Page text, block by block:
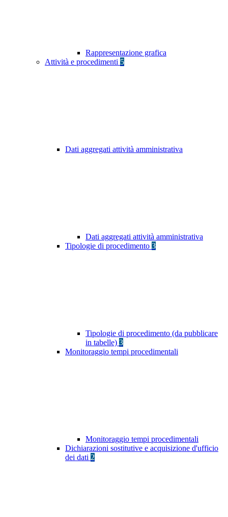
Rappresentazione grafica
Attività e procedimenti 5
Dati aggregati attività amministrativa
Dati aggregati attività amministrativa
Tipologie di procedimento 3
Tipologie di procedimento (da pubblicare
in tabelle) 3
Monitoraggio tempi procedimentali
Monitoraggio tempi procedimentali
Dichiarazioni sostitutive e acquisizione d'ufficio
dei dati 2